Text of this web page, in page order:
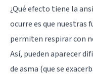
¿Qué efecto tiene la
ocurre es que nuestras
permiten respirar con
Así, pueden aparecer
de asma (que se